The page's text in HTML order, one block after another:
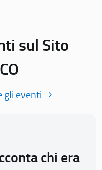
sul Sito
gli eventi
chi era